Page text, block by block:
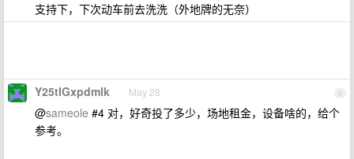
支持下，下次动车前去洗洗（外地牌的无奈）
6
Y25tIGxpdmlk May 28
@sameole #4 对，好奇投了多少，场地租金，设备啥的，给个
参考。